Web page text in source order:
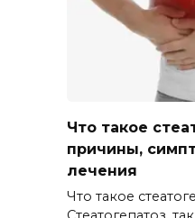
Что такое
причины,
лечения
Что такое